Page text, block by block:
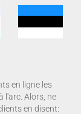
en ligne les
l'arc. Alors, ne
en disent: